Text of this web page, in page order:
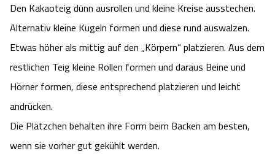
Veranstaltungen
Unterkünfte
Ausflugsziele
Den Kakaoteig dünn ausrollen und kleine Kreise ausstechen.
Alternativ kleine Kugeln formen und diese rund auswalzen.
Etwas höher als mittig auf den „Körpern“ platzieren. Aus dem
restlichen Teig kleine Rollen formen und daraus Beine und
Hörner formen, diese entsprechend platzieren und leicht
andrücken.
Die Plätzchen behalten ihre Form beim Backen am besten,
wenn sie vorher gut gekühlt werden.